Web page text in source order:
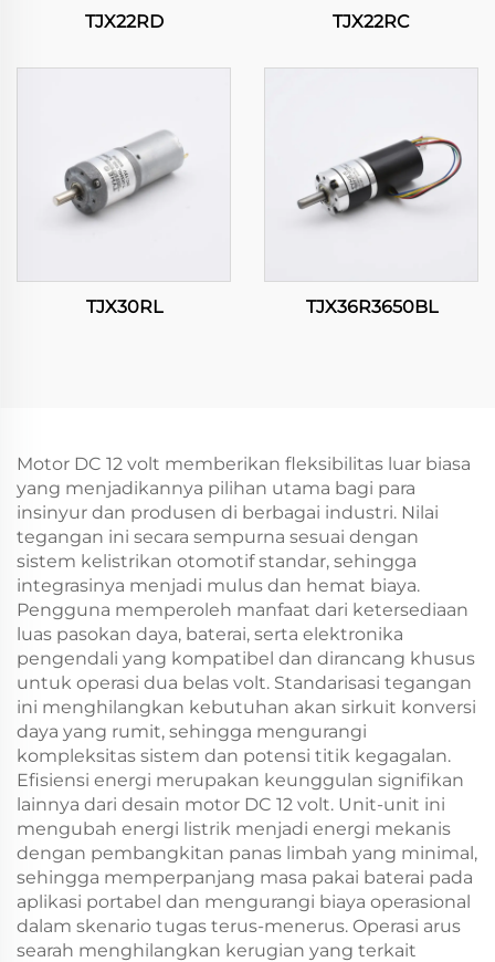
TJX22RD TJX22RC
TJX30RL TJX36R3650BL
Motor DC 12 volt memberikan fleksibilitas luar biasa
yang menjadikannya pilihan utama bagi para
insinyur dan produsen di berbagai industri. Nilai
tegangan ini secara sempurna sesuai dengan
sistem kelistrikan otomotif standar, sehingga
integrasinya menjadi mulus dan hemat biaya.
Pengguna memperoleh manfaat dari ketersediaan
luas pasokan daya, baterai, serta elektronika
pengendali yang kompatibel dan dirancang khusus
untuk operasi dua belas volt. Standarisasi tegangan
ini menghilangkan kebutuhan akan sirkuit konversi
daya yang rumit, sehingga mengurangi
kompleksitas sistem dan potensi titik kegagalan.
Efisiensi energi merupakan keunggulan signifikan
lainnya dari desain motor DC 12 volt. Unit-unit ini
mengubah energi listrik menjadi energi mekanis
dengan pembangkitan panas limbah yang minimal,
sehingga memperpanjang masa pakai baterai pada
aplikasi portabel dan mengurangi biaya operasional
dalam skenario tugas terus-menerus. Operasi arus
searah menghilangkan kerugian yang terkait